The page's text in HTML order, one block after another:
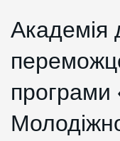
Академія